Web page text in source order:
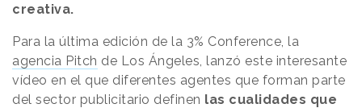
creativa.
Para la última edición de la 3% Conference, la
agencia Pitch de Los Ángeles, lanzó este interesante
vídeo en el que diferentes agentes que forman parte
del sector publicitario definen las cualidades que